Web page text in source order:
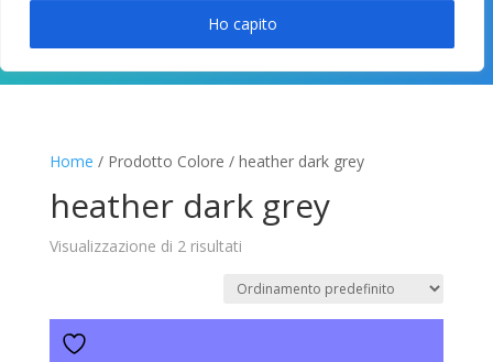
Ho capito
Home / Prodotto Colore / heather dark grey
heather dark grey
Visualizzazione di 2 risultati